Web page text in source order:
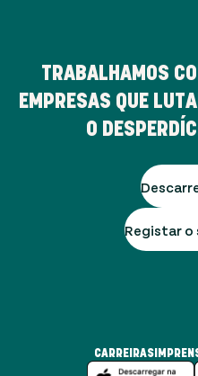
TRABALHAMOS
EMPRESAS QUE
O
Registar o
CARREIRAS